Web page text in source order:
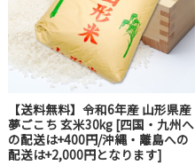
【送料無料】令和6年産 山形県産
夢ごこち 玄米30kg [四国・九州へ
の配送は+400円/沖縄・離島への
配送は+2,000円となります]